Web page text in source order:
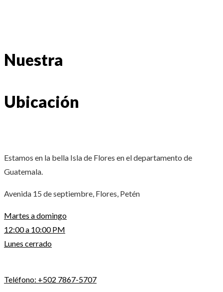
Nuestra
Ubicación
Estamos en la bella Isla de Flores en el departamento de
Guatemala.
Avenida 15 de septiembre, Flores, Petén
Martes a domingo
12:00 a 10:00 PM
Lunes cerrado
Teléfono: +502 7867-5707